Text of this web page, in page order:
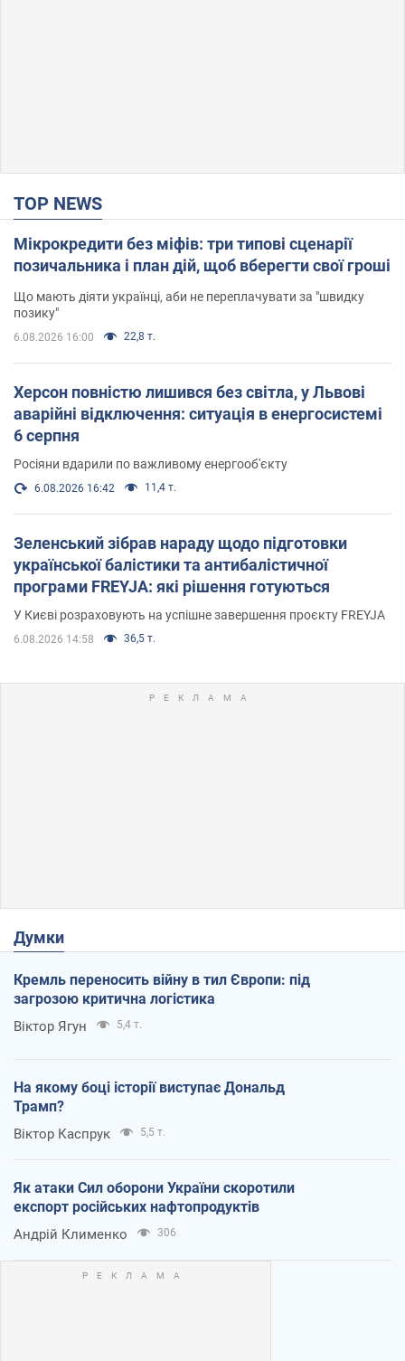
TOP NEWS
Мікрокредити без міфів: три типові сценарії
позичальника і план дій, щоб вберегти свої гроші
Що мають діяти українці, аби не переплачувати за "швидку
позику"
6.08.2026 16:00 22,8 т.
Херсон повністю лишився без світла, у Львові
аварійні відключення: ситуація в енергосистемі
6 серпня
Росіяни вдарили по важливому енергооб'єкту
6.08.2026 16:42 11,4 т.
Зеленський зібрав нараду щодо підготовки
української балістики та антибалістичної
програми FREYJA: які рішення готуються
У Києві розраховують на успішне завершення проєкту FREYJA
6.08.2026 14:58 36,5 т.
Думки
Кремль переносить війну в тил Європи: під
загрозою критична логістика
Віктор Ягун 5,4 т.
На якому боці історії виступає Дональд
Трамп?
Віктор Каспрук 5,5 т.
Як атаки Сил оборони України скоротили
експорт російських нафтопродуктів
Андрій Клименко 306